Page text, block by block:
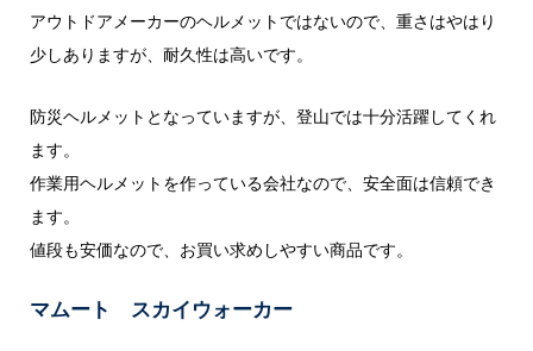
アウトドアメーカーのヘルメットではないので、重さはやはり
少しありますが、耐久性は高いです。
防災ヘルメットとなっていますが、登山では十分活躍してくれ
ます。
作業用ヘルメットを作っている会社なので、安全面は信頼でき
ます。
値段も安価なので、お買い求めしやすい商品です。
マムート スカイウォーカー